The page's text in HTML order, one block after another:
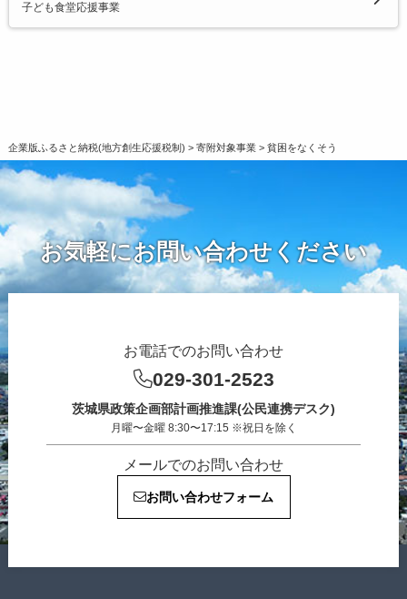
子ども食堂応援事業
企業版ふるさと納税(地方創生応援税制) > 寄附対象事業> 貧困をなくそう
お気軽にお問い合わせください
お電話でのお問い合わせ
029-301-2523
茨城県政策企画部計画推進課(公民連携デスク)
月曜〜金曜 8:30〜17:15 ※祝日を除く
メールでのお問い合わせ
お問い合わせフォーム